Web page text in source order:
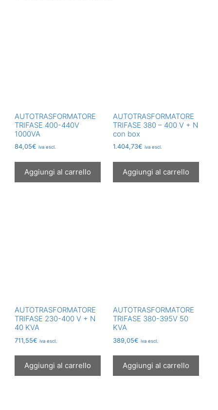
AUTOTRASFORMATORE
TRIFASE 400-440V
1000VA
84,05€ iva escl.
Aggiungi al carrello
AUTOTRASFORMATORE
TRIFASE 380 – 400 V + N
con box
1.404,73€ iva escl.
Aggiungi al carrello
AUTOTRASFORMATORE
TRIFASE 230-400 V + N
40 KVA
711,55€ iva escl.
Aggiungi al carrello
AUTOTRASFORMATORE
TRIFASE 380-395V 50
KVA
389,05€ iva escl.
Aggiungi al carrello